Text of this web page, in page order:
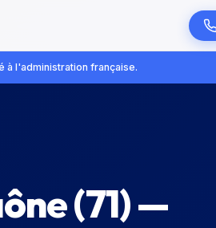
à l'administration française.
(71) —